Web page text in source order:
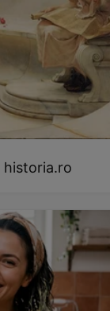
historia.ro